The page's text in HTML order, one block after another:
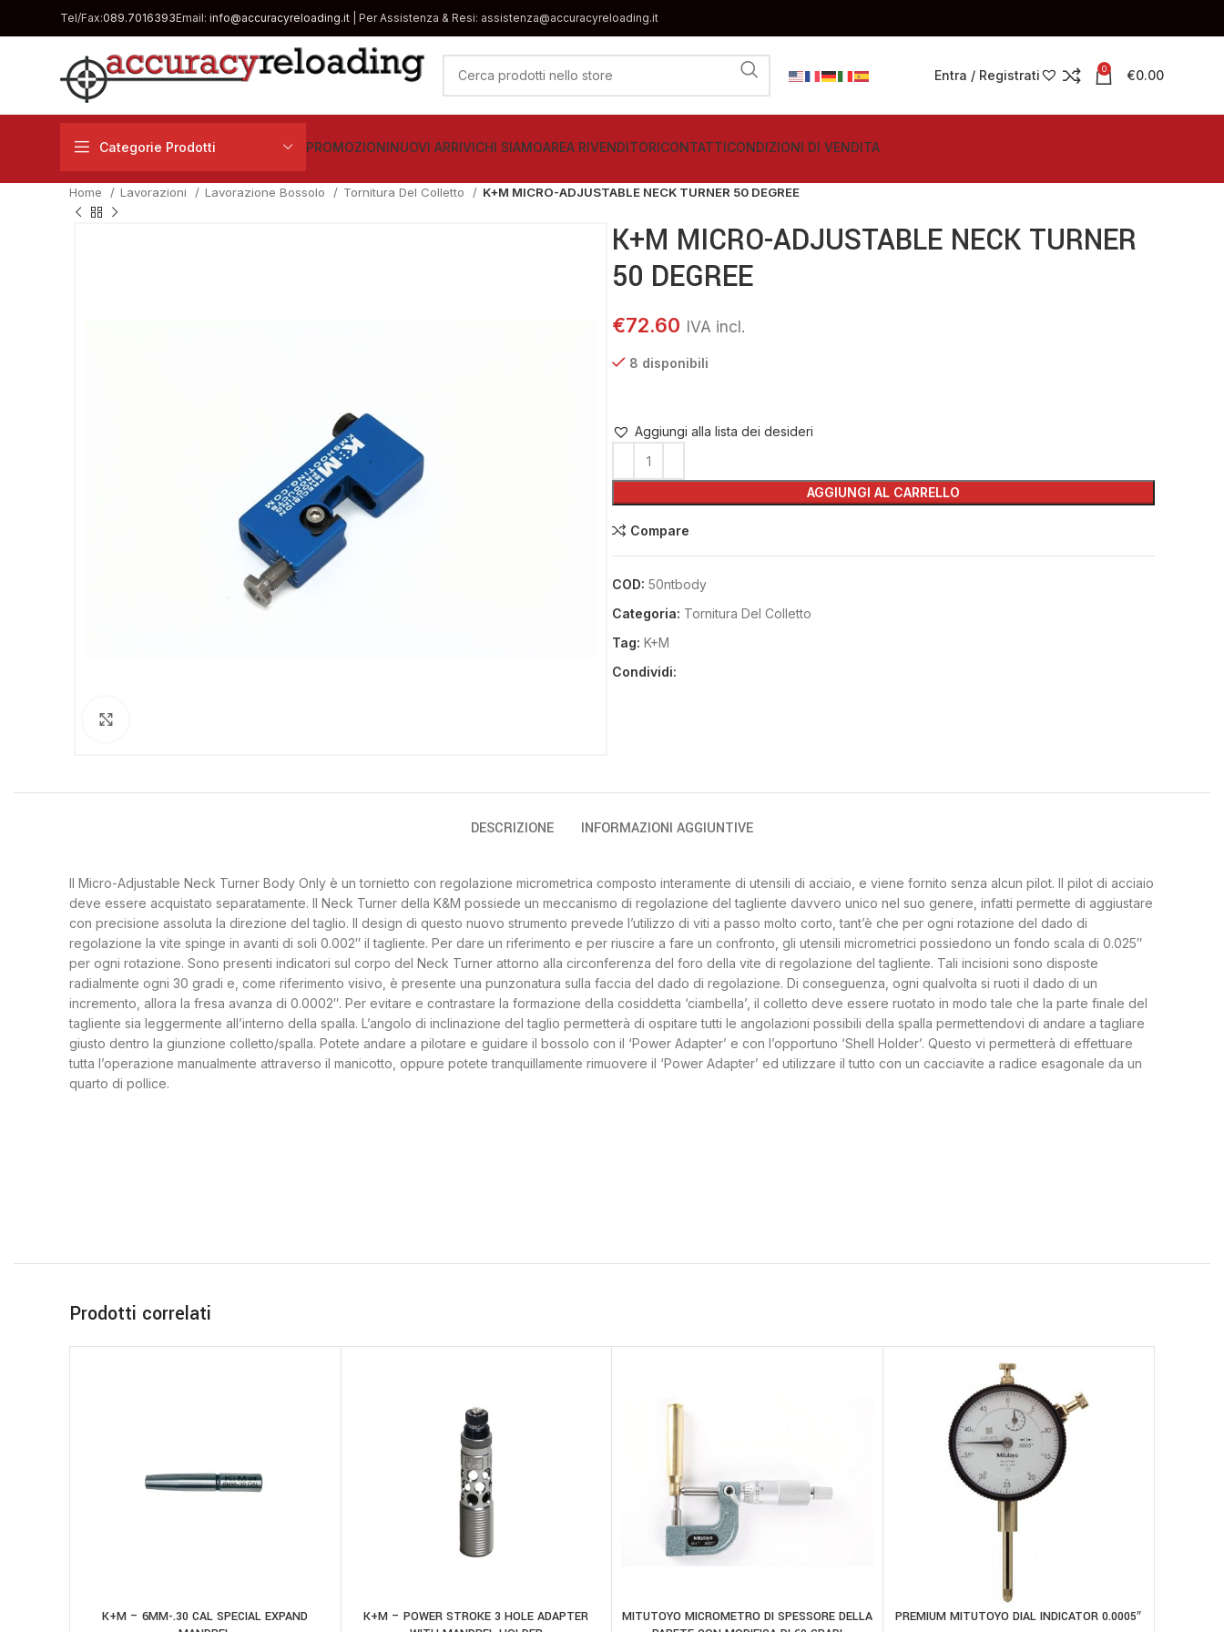
Tel/Fax:089.7016393Email: info@accuracyreloading.it | Per Assistenza & Resi: assistenza@accuracyreloading.it
Entra / Registrati 0 €0.00
Categorie Prodotti PROMOZIONINUOVI ARRIVICHI SIAMOAREA RIVENDITORICONTATTICONDIZIONI DI VENDITA
Home Lavorazioni Lavorazione Bossolo Tornitura Del Colletto K+M MICRO-ADJUSTABLE NECK TURNER 50 DEGREE
K+M MICRO-ADJUSTABLE NECK TURNER
50 DEGREE
€72.60
8 disponibili
AGGIUNGI AL CARRELLO
Aggiungi alla lista dei desideri
Compare
COD: 50ntbody
Categoria: Tornitura Del Colletto
Tag: K+M
Condividi:
DESCRIZIONE INFORMAZIONI AGGIUNTIVE
Il Micro-Adjustable Neck Turner Body Only è un tornietto con regolazione micrometrica composto interamente di utensili di acciaio, e viene fornito senza alcun pilot. Il pilot di acciaio
deve essere acquistato separatamente. Il Neck Turner della K&M possiede un meccanismo di regolazione del tagliente davvero unico nel suo genere, infatti permette di aggiustare
con precisione assoluta la direzione del taglio. Il design di questo nuovo strumento prevede l’utilizzo di viti a passo molto corto, tant’è che per ogni rotazione del dado di
regolazione la vite spinge in avanti di soli 0.002″ il tagliente. Per dare un riferimento e per riuscire a fare un confronto, gli utensili micrometrici possiedono un fondo scala di 0.025″
per ogni rotazione. Sono presenti indicatori sul corpo del Neck Turner attorno alla circonferenza del foro della vite di regolazione del tagliente. Tali incisioni sono disposte
radialmente ogni 30 gradi e, come riferimento visivo, è presente una punzonatura sulla faccia del dado di regolazione. Di conseguenza, ogni qualvolta si ruoti il dado di un
incremento, allora la fresa avanza di 0.0002″. Per evitare e contrastare la formazione della cosiddetta ‘ciambella’, il colletto deve essere ruotato in modo tale che la parte finale del
tagliente sia leggermente all’interno della spalla. L’angolo di inclinazione del taglio permetterà di ospitare tutti le angolazioni possibili della spalla permettendovi di andare a tagliare
giusto dentro la giunzione colletto/spalla. Potete andare a pilotare e guidare il bossolo con il ‘Power Adapter’ e con l’opportuno ‘Shell Holder’. Questo vi permetterà di effettuare
tutta l’operazione manualmente attraverso il manicotto, oppure potete tranquillamente rimuovere il ‘Power Adapter’ ed utilizzare il tutto con un cacciavite a radice esagonale da un
quarto di pollice.
Prodotti correlati
AGGIUNGI AL CARRELLO
K+M – 6MM-.30 CAL SPECIAL EXPAND
AGGIUNGI AL CARRELLO
K+M – POWER STROKE 3 HOLE ADAPTER
AGGIUNGI AL CARRELLO
MITUTOYO MICROMETRO DI SPESSORE DELLA
AGGIUNGI AL CARRELLO
PREMIUM MITUTOYO DIAL INDICATOR 0.0005″